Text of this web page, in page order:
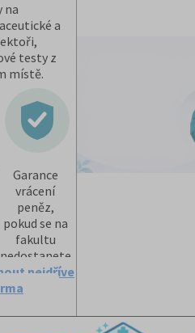
na
a
testy z
místě.
Garance
vrácení
peněz,
pokud se na
fakultu
nedostanete
nejdříve